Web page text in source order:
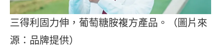
三得利固力伸，葡萄糖胺複方產品。（圖片來
源：品牌提供）